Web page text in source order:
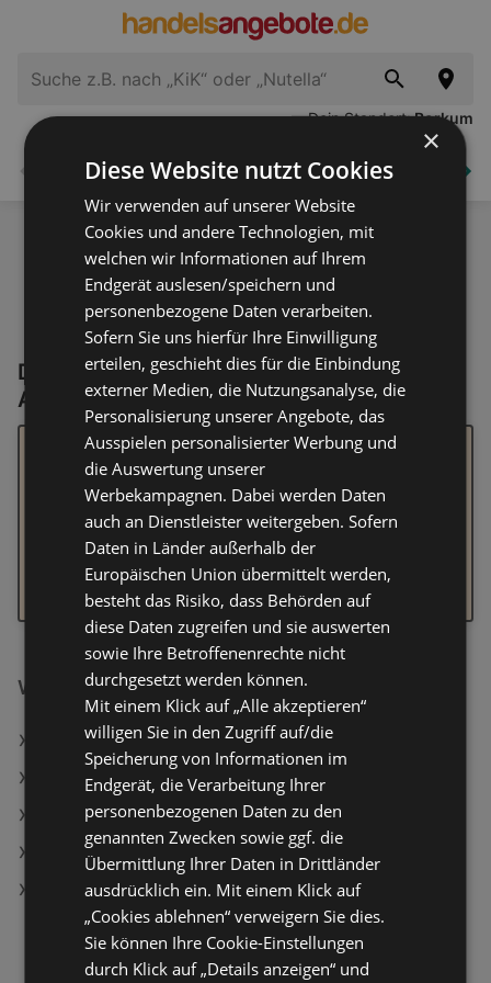
Dein Standort: Borkum
Supermärkte Elektronik Haus und Garten
Derzeit keine Geranien Aktionen &
Angebote
Wie es aussieht, konnten wir nichts Passendes zu
deinem Suchbegriff finden. Wir haben einige Tipps, die
deine Suche erleichtern könnten:
Prüfe deine Eingabe auf Tippfehler
Nutze einen allgemeineren Suchbegriff, oder probiere
ähnliche Wörter
Navigiere über unser Kategorienmenü direkt zu der
Branche, in der du Ergebnisse suchst
Weiterführende Links
LED-Multifunktionsleuchte
Faltbare Salatschüssel
Pyjama-Set
Bettanlage Nizza
SWISS HOME Reise-Blender
×
Diese Website nutzt Cookies
Wir verwenden auf unserer Website
Cookies und andere Technologien, mit
welchen wir Informationen auf Ihrem
Endgerät auslesen/speichern und
personenbezogene Daten verarbeiten.
Sofern Sie uns hierfür Ihre Einwilligung
erteilen, geschieht dies für die Einbindung
externer Medien, die Nutzungsanalyse, die
Personalisierung unserer Angebote, das
Ausspielen personalisierter Werbung und
die Auswertung unserer
Werbekampagnen. Dabei werden Daten
auch an Dienstleister weitergeben. Sofern
Daten in Länder außerhalb der
Europäischen Union übermittelt werden,
besteht das Risiko, dass Behörden auf
diese Daten zugreifen und sie auswerten
sowie Ihre Betroffenenrechte nicht
durchgesetzt werden können.
Mit einem Klick auf „Alle akzeptieren“
willigen Sie in den Zugriff auf/die
Speicherung von Informationen im
Endgerät, die Verarbeitung Ihrer
personenbezogenen Daten zu den
genannten Zwecken sowie ggf. die
Übermittlung Ihrer Daten in Drittländer
ausdrücklich ein. Mit einem Klick auf
„Cookies ablehnen“ verweigern Sie dies.
Sie können Ihre Cookie-Einstellungen
durch Klick auf „Details anzeigen“ und